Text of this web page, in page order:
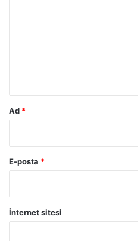
Ad *
E-posta *
İnternet sitesi